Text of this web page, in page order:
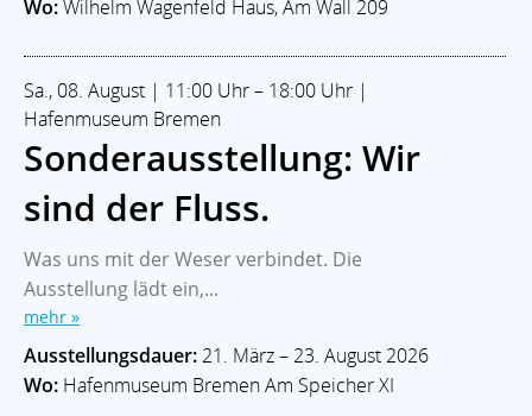
Wo:Wilhelm Wagenfeld Haus, Am Wall 209
Sa., 08. August | 11:00 Uhr – 18:00 Uhr |
Hafenmuseum Bremen
Sonderausstellung: Wir
sind der Fluss.
Was uns mit der Weser verbindet. Die
Ausstellung lädt ein,...
mehr »
Ausstellungsdauer:21. März – 23. August 2026
Wo: Hafenmuseum Bremen Am Speicher XI